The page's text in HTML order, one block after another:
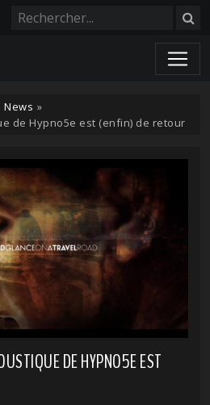
News »
de Hypno5e est (enfin) de retour
DE HYPNO5E EST